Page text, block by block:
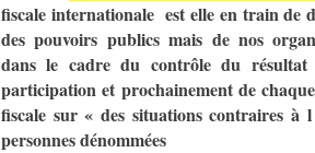
fiscale internationale est elle en train de
des pouvoirs publics mais de nos
dans le cadre du contrôle du
participation et prochainement de
fiscale sur « des situations contraires
personnes dénommées